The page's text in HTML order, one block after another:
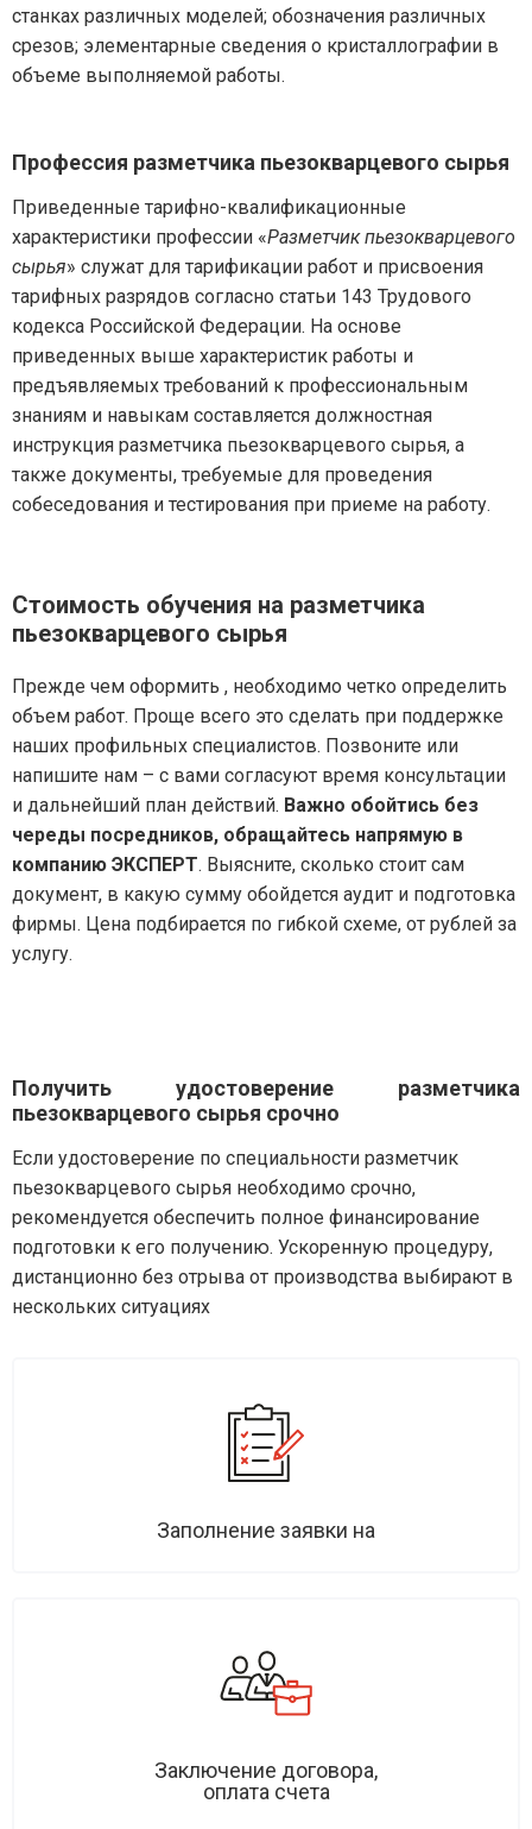
станках различных моделей; обозначения различных
срезов; элементарные сведения о кристаллографии в
объеме выполняемой работы.
Профессия разметчика пьезокварцевого сырья
Приведенные тарифно-квалификационные
характеристики профессии «Разметчик пьезокварцевого
сырья» служат для тарификации работ и присвоения
тарифных разрядов согласно статьи 143 Трудового
кодекса Российской Федерации. На основе
приведенных выше характеристик работы и
предъявляемых требований к профессиональным
знаниям и навыкам составляется должностная
инструкция разметчика пьезокварцевого сырья, а
также документы, требуемые для проведения
собеседования и тестирования при приеме на работу.
Стоимость обучения на разметчика
пьезокварцевого сырья
Прежде чем оформить , необходимо четко определить
объем работ. Проще всего это сделать при поддержке
наших профильных специалистов. Позвоните или
напишите нам – с вами согласуют время консультации
и дальнейший план действий. Важно обойтись без
череды посредников, обращайтесь напрямую в
компанию ЭКСПЕРТ. Выясните, сколько стоит сам
документ, в какую сумму обойдется аудит и подготовка
фирмы. Цена подбирается по гибкой схеме, от рублей за
услугу.
Получить удостоверение разметчика
пьезокварцевого сырья срочно
Если удостоверение по специальности разметчик
пьезокварцевого сырья необходимо срочно,
рекомендуется обеспечить полное финансирование
подготовки к его получению. Ускоренную процедуру,
дистанционно без отрыва от производства выбирают в
нескольких ситуациях
Заполнение заявки на
Заключение договора,
оплата счета